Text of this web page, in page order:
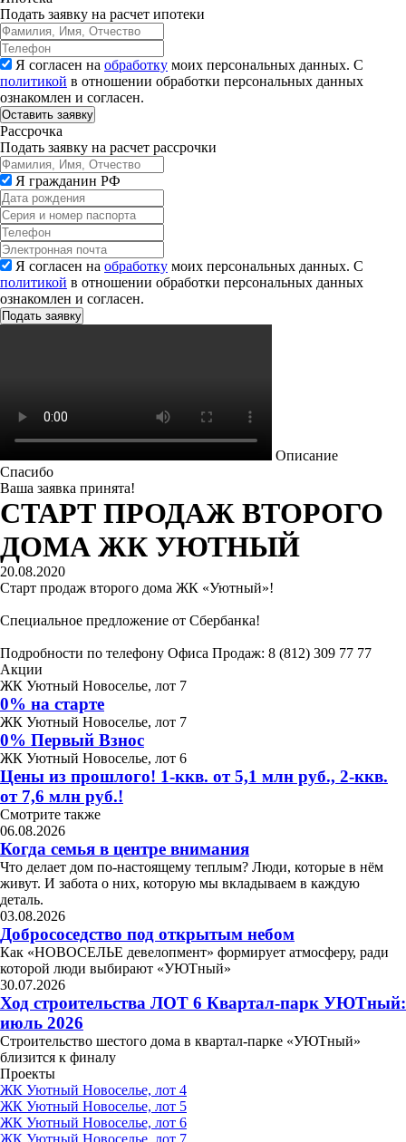
Подать заявку на расчет ипотеки
Я согласен на обработку моих персональных данных. С
политикой в отношении обработки персональных данных
ознакомлен и согласен.
Рассрочка
Подать заявку на расчет рассрочки
Я гражданин РФ
Я согласен на обработку моих персональных данных. С
политикой в отношении обработки персональных данных
ознакомлен и согласен.
Описание
Спасибо
Ваша заявка принята!
СТАРТ ПРОДАЖ ВТОРОГО
ДОМА ЖК УЮТНЫЙ
20.08.2020
Старт продаж второго дома ЖК «Уютный»!
Специальное предложение от Сбербанка!
Подробности по телефону Офиса Продаж: 8 (812) 309 77 77
Акции
ЖК Уютный Новоселье, лот 7
0% на старте
ЖК Уютный Новоселье, лот 7
0% Первый Взнос
ЖК Уютный Новоселье, лот 6
Цены из прошлого! 1-ккв. от 5,1 млн руб., 2-ккв.
от 7,6 млн руб.!
Смотрите также
06.08.2026
Когда семья в центре внимания
Что делает дом по-настоящему теплым? Люди, которые в нём
живут. И забота о них, которую мы вкладываем в каждую
деталь.
03.08.2026
Добрососедство под открытым небом
Как «НОВОСЕЛЬЕ девелопмент» формирует атмосферу, ради
которой люди выбирают «УЮТный»
30.07.2026
Ход строительства ЛОТ 6 Квартал-парк УЮТный:
июль 2026
Строительство шестого дома в квартал-парке «УЮТный»
близится к финалу
Проекты
ЖК Уютный Новоселье, лот 4
ЖК Уютный Новоселье, лот 5
ЖК Уютный Новоселье, лот 6
ЖК Уютный Новоселье, лот 7